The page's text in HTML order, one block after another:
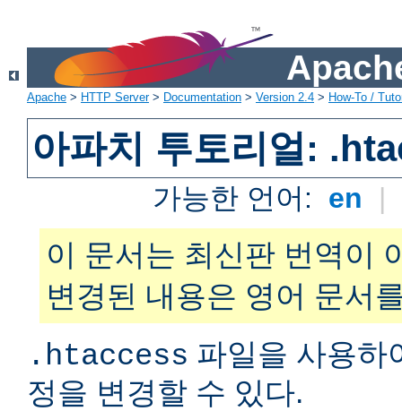
Apache > HTTP Server> Documentation > Version 2.4 > How-To /
아파치 투토리얼:
가능한 언어: en |
이 문서는 최신판 번역이
변경된 내용은 영어 문서
.htaccess 파일을 사용하
정을 변경할 수 있다.